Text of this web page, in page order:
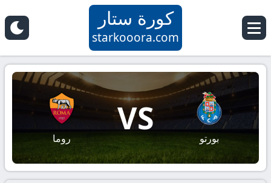
كورة ستار
starkooora.com
بورتو
VS
روما